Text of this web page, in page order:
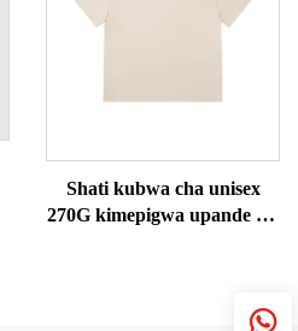
Shati kubwa cha unisex
270G kimepigwa upande wa